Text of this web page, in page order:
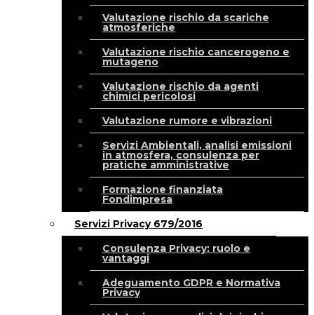
Valutazione rischio da scariche
atmosferiche
Valutazione rischio cancerogeno e
mutageno
Valutazione rischio da agenti
chimici pericolosi
Valutazione rumore e vibrazioni
Servizi Ambientali, analisi emissioni
in atmosfera, consulenza per
pratiche amministrative
Formazione finanziata
Fondimpresa
Servizi Privacy 679/2016
Consulenza Privacy: ruolo e
vantaggi
Adeguamento GDPR e Normativa
Privacy